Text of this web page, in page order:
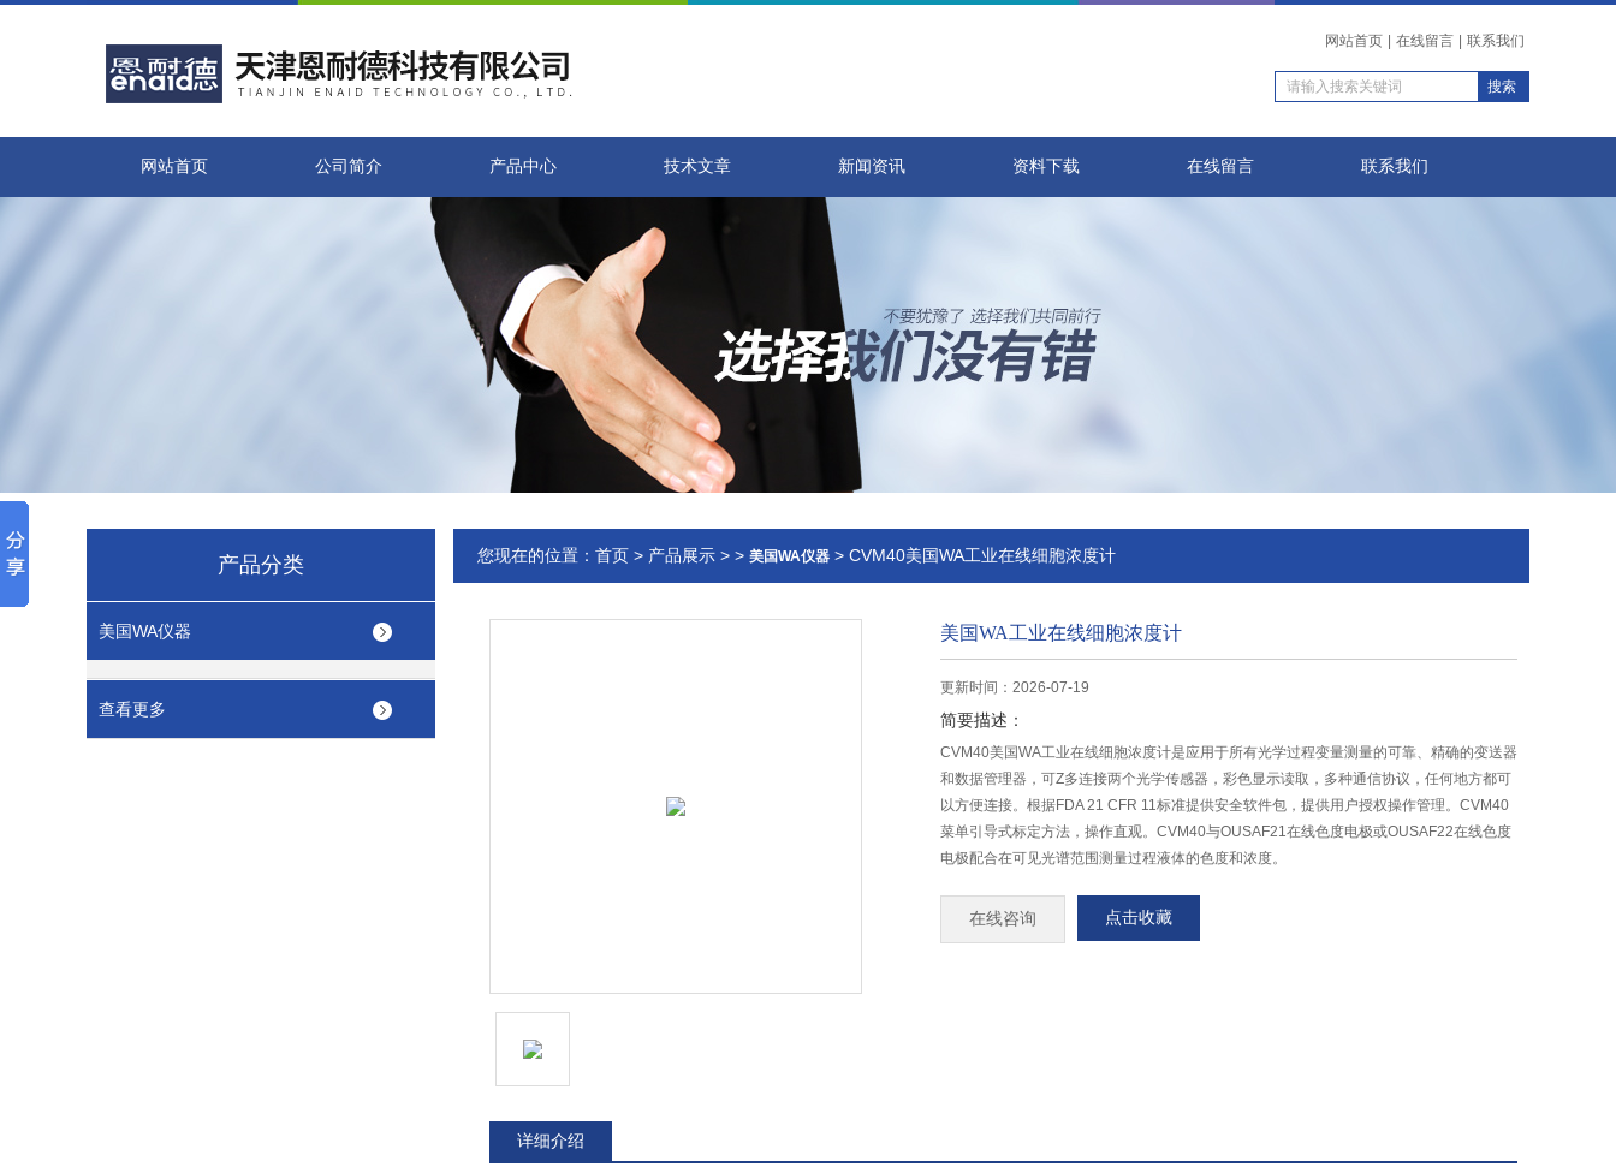
网站首页 在线留言 联系我们
网站首页 公司简介 产品中心 技术文章 新闻资讯 资料下载 在线留言 联系我们
产品分类
美国WA仪器
查看更多
您现在的位置： 首页 > 产品展示 > > 美国WA仪器 > CVM40美国WA工业在线细胞浓度计
美国WA工业在线细胞浓度计
更新时间：2026-07-19
简要描述：
CVM40美国WA工业在线细胞浓度计是应用于所有光学过程变量测量的可靠、精确的变送器
和数据管理器，可Z多连接两个光学传感器，彩色显示读取，多种通信协议，任何地方都可
以方便连接。根据FDA 21 CFR 11标准提供安全软件包，提供用户授权操作管理。CVM40
菜单引导式标定方法，操作直观。CVM40与OUSAF21在线色度电极或OUSAF22在线色度
电极配合在可见光谱范围测量过程液体的色度和浓度。
在线咨询 点击收藏
详细介绍